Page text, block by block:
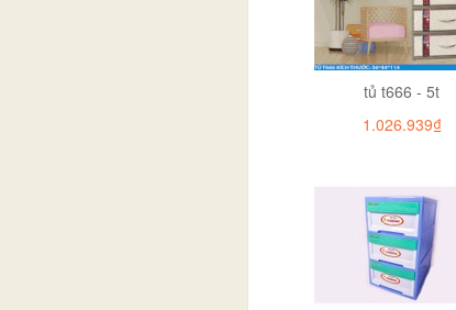
tủ t666 - 5t
1.026.939₫